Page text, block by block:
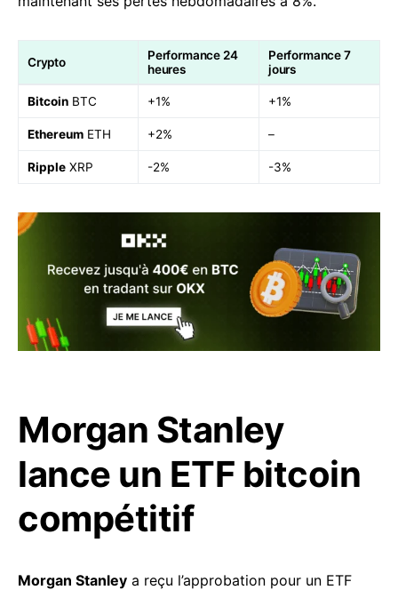
Crypto
Performance 24
heures
Performance 7
jours
Bitcoin BTC +1% +1%
Ethereum ETH +2% –
Ripple XRP -2% -3%
Morgan Stanley
lance un ETF bitcoin
compétitif
Morgan Stanley a reçu l’approbation pour un ETF